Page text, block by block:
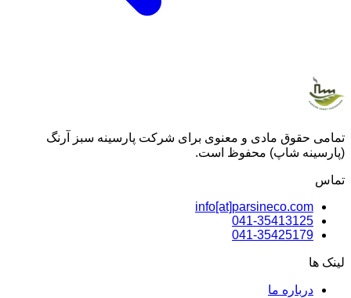
تمامی حقوق مادی و معنوی برای شرکت پارسینه سبز آرنگ
(پارسینه شاپ) محفوظ است.
تماس
info[at]parsineco.com
041-35413125
041-35425179
لینک ها
درباره ما